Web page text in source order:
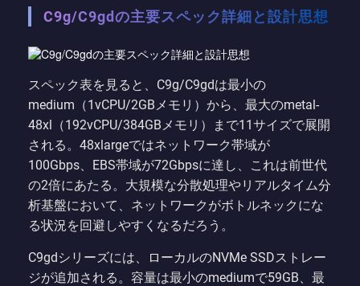
C9g/C9gdの主要スペック詳細と設計思想
スペック表を見ると、C9g/C9gdは最小の
medium（1vCPU/2GBメモリ）から、最大のmetal-
48xl（192vCPU/384GBメモリ）まで11サイズで展開
される。48xlargeではネットワーク帯域が
100Gbps、EBS帯域が72Gbpsに達し、これは前世代
の2倍にあたる。大規模な分散処理やリアルタイム分
析基盤において、ネットワークがボトルネックにな
る状況を回避しやすくなるだろう。
C9gdシリーズには、ローカルのNVMe SSDストレー
ジが追加される。容量は最小のmediumで59GB、最